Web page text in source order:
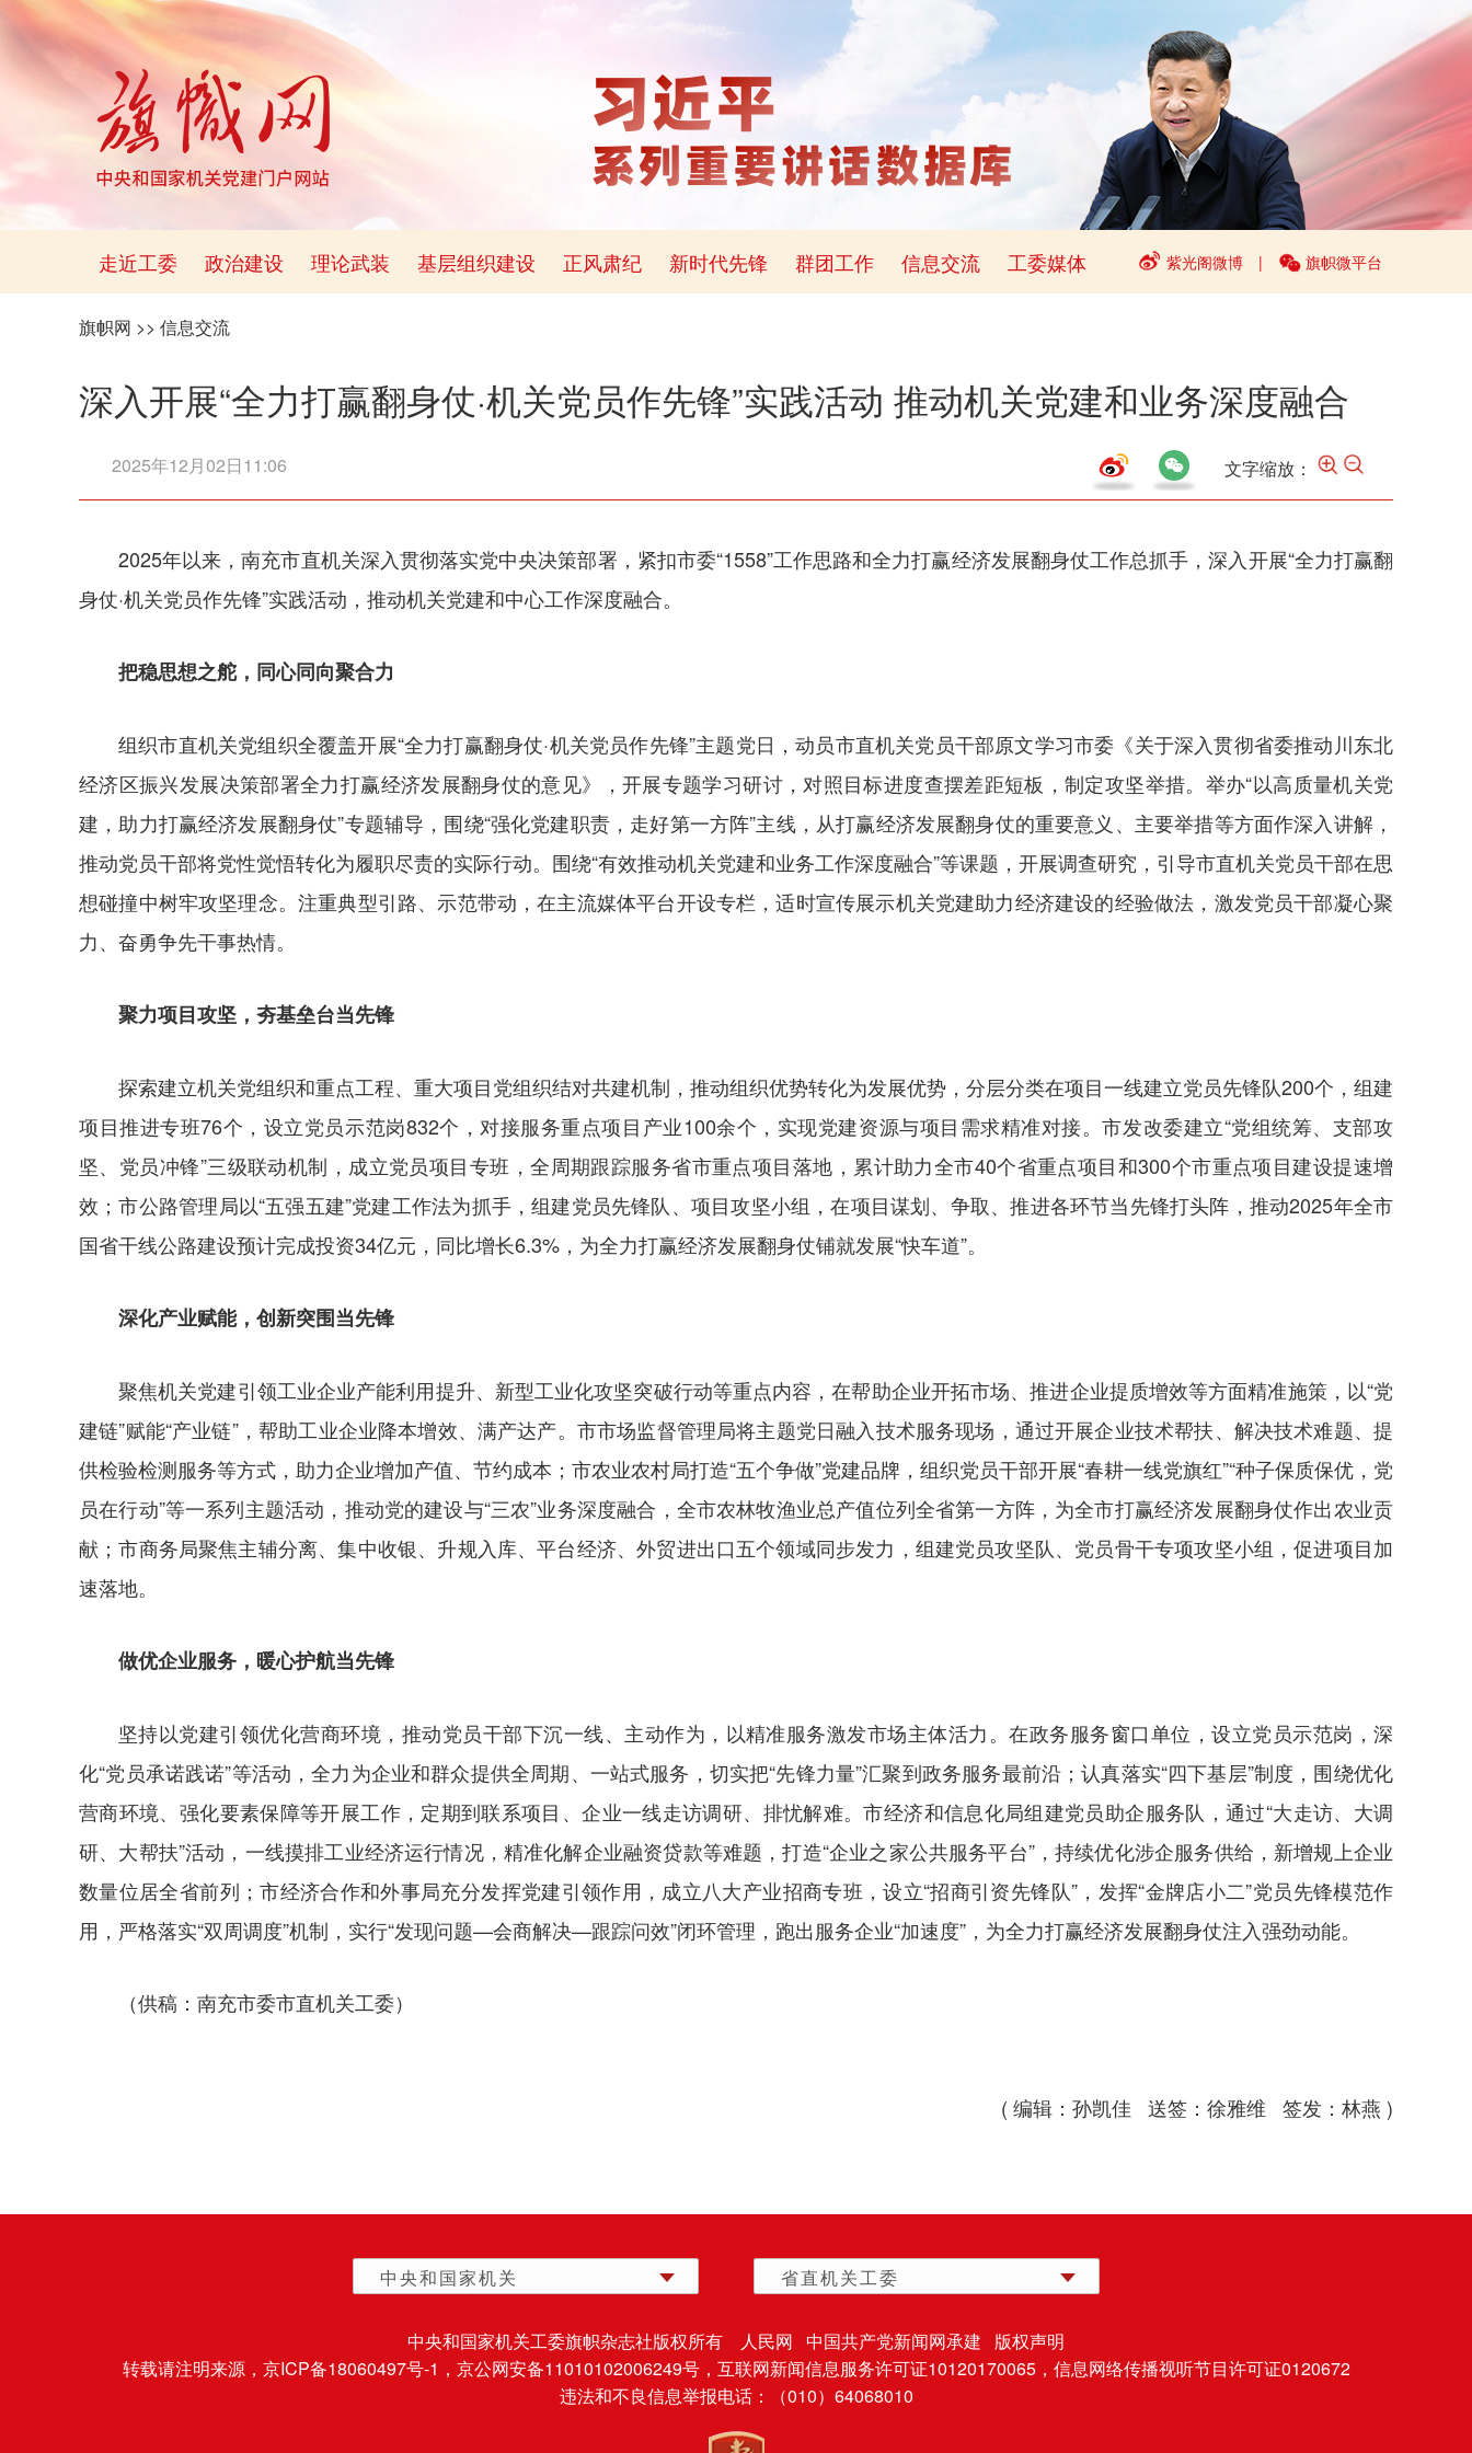
走近工委 政治建设 理论武装 基层组织建设 正风肃纪 新时代先锋 群团工作 信息交流 工委媒体 紫光阁微博 | 旗帜微平台
旗帜网 >> 信息交流
深入开展“全力打赢翻身仗·机关党员作先锋”实践活动 推动机关党建和业务深度融合
2025年12月02日11:06 文字缩放：
2025年以来，南充市直机关深入贯彻落实党中央决策部署，紧扣市委“1558”工作思路和全力打赢经济发展翻身仗工作总抓手，深入开展“全力打赢翻
身仗·机关党员作先锋”实践活动，推动机关党建和中心工作深度融合。
把稳思想之舵，同心同向聚合力
组织市直机关党组织全覆盖开展“全力打赢翻身仗·机关党员作先锋”主题党日，动员市直机关党员干部原文学习市委《关于深入贯彻省委推动川东北
经济区振兴发展决策部署全力打赢经济发展翻身仗的意见》，开展专题学习研讨，对照目标进度查摆差距短板，制定攻坚举措。举办“以高质量机关党
建，助力打赢经济发展翻身仗”专题辅导，围绕“强化党建职责，走好第一方阵”主线，从打赢经济发展翻身仗的重要意义、主要举措等方面作深入讲解，
推动党员干部将党性觉悟转化为履职尽责的实际行动。围绕“有效推动机关党建和业务工作深度融合”等课题，开展调查研究，引导市直机关党员干部在思
想碰撞中树牢攻坚理念。注重典型引路、示范带动，在主流媒体平台开设专栏，适时宣传展示机关党建助力经济建设的经验做法，激发党员干部凝心聚
力、奋勇争先干事热情。
聚力项目攻坚，夯基垒台当先锋
探索建立机关党组织和重点工程、重大项目党组织结对共建机制，推动组织优势转化为发展优势，分层分类在项目一线建立党员先锋队200个，组建
项目推进专班76个，设立党员示范岗832个，对接服务重点项目产业100余个，实现党建资源与项目需求精准对接。市发改委建立“党组统筹、支部攻
坚、党员冲锋”三级联动机制，成立党员项目专班，全周期跟踪服务省市重点项目落地，累计助力全市40个省重点项目和300个市重点项目建设提速增
效；市公路管理局以“五强五建”党建工作法为抓手，组建党员先锋队、项目攻坚小组，在项目谋划、争取、推进各环节当先锋打头阵，推动2025年全市
国省干线公路建设预计完成投资34亿元，同比增长6.3%，为全力打赢经济发展翻身仗铺就发展“快车道”。
深化产业赋能，创新突围当先锋
聚焦机关党建引领工业企业产能利用提升、新型工业化攻坚突破行动等重点内容，在帮助企业开拓市场、推进企业提质增效等方面精准施策，以“党
建链”赋能“产业链”，帮助工业企业降本增效、满产达产。市市场监督管理局将主题党日融入技术服务现场，通过开展企业技术帮扶、解决技术难题、提
供检验检测服务等方式，助力企业增加产值、节约成本；市农业农村局打造“五个争做”党建品牌，组织党员干部开展“春耕一线党旗红”“种子保质保优，党
员在行动”等一系列主题活动，推动党的建设与“三农”业务深度融合，全市农林牧渔业总产值位列全省第一方阵，为全市打赢经济发展翻身仗作出农业贡
献；市商务局聚焦主辅分离、集中收银、升规入库、平台经济、外贸进出口五个领域同步发力，组建党员攻坚队、党员骨干专项攻坚小组，促进项目加
速落地。
做优企业服务，暖心护航当先锋
坚持以党建引领优化营商环境，推动党员干部下沉一线、主动作为，以精准服务激发市场主体活力。在政务服务窗口单位，设立党员示范岗，深
化“党员承诺践诺”等活动，全力为企业和群众提供全周期、一站式服务，切实把“先锋力量”汇聚到政务服务最前沿；认真落实“四下基层”制度，围绕优化
营商环境、强化要素保障等开展工作，定期到联系项目、企业一线走访调研、排忧解难。市经济和信息化局组建党员助企服务队，通过“大走访、大调
研、大帮扶”活动，一线摸排工业经济运行情况，精准化解企业融资贷款等难题，打造“企业之家公共服务平台”，持续优化涉企服务供给，新增规上企业
数量位居全省前列；市经济合作和外事局充分发挥党建引领作用，成立八大产业招商专班，设立“招商引资先锋队”，发挥“金牌店小二”党员先锋模范作
用，严格落实“双周调度”机制，实行“发现问题—会商解决—跟踪问效”闭环管理，跑出服务企业“加速度”，为全力打赢经济发展翻身仗注入强劲动能。
（供稿：南充市委市直机关工委）
( 编辑：孙凯佳 送签：徐雅维 签发：林燕 )
中央和国家机关 省直机关工委
中央和国家机关工委旗帜杂志社版权所有 人民网 中国共产党新闻网承建 版权声明
转载请注明来源， 京ICP备18060497号-1 ，京公网安备11010102006249号， 互联网新闻信息服务许可证10120170065， 信息网络传播视听节目许可证0120672
违法和不良信息举报电话：（010）64068010